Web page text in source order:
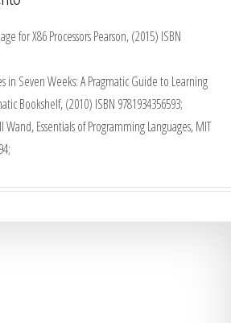
for X86 Processors Pearson, (2015) ISBN
in Seven Weeks: A Pragmatic Guide to Learning
Bookshelf, (2010) ISBN 9781934356593;
Essentials of Programming Languages, MIT